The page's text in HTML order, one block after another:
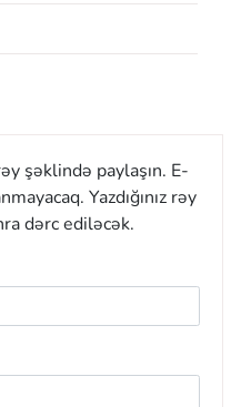
şəklində paylaşın. E-
Yazdığınız rəy
dərc ediləcək.